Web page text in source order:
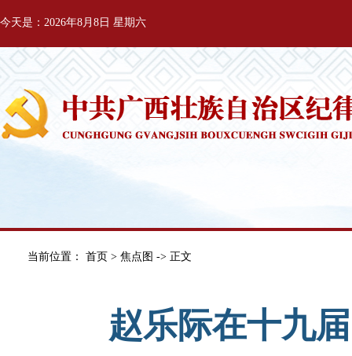
今天是：2026年8月8日 星期六
当前位置： 首页 > 焦点图 -> 正文
赵乐际在十九